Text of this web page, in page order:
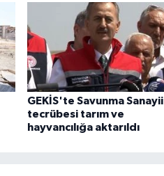
GEKİS'te Savunma Sanayii
tecrübesi tarım ve
hayvancılığa aktarıldı